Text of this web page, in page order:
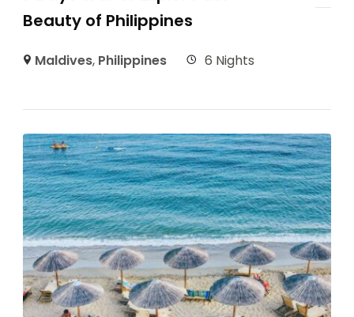
Beauty of Philippines
Maldives, Philippines 6 Nights